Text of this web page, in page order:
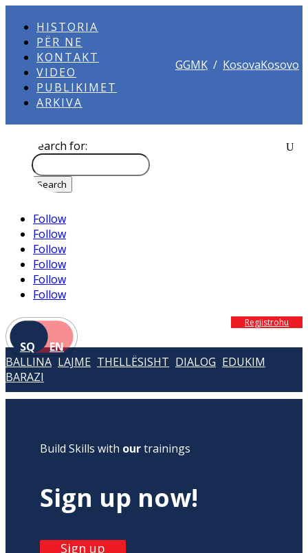
HISTORIA
PËR NE
KONTAKT
VIDEO
PUBLIKIMET
ARKIVA
GGMK / KosovaKosovo
Search for:
Follow
Follow
Follow
Follow
Follow
Follow
SQ EN
Regjistrohu
BALLINA LAJME THELLËSISHT DIALOG EDUKIM
BARAZI
Build Skills with ourtrainings
Sign up now!
Sign up